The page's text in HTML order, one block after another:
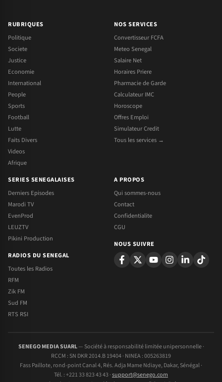
RUBRIQUES
Politique
Societe
Justice
Economie
International
People
Sports
Football
Lutte
Faits Divers
Videos
Afrique
NOS SERVICES
Convertisseur FCFA
Meteo Senegal
Salaire Net
Horaires Priere
Pharmacie de Garde
Calculateur IMC
Horoscope
Offres Emploi
Simulateur Credit
Tous les services →
SERIES SENEGALAISES
Derniers Episodes
Marodi TV
EvenProd
LEUZTV
Pikini Production
RADIOS DU SENEGAL
Toutes les Radios
RFM
Zik FM
Sud FM
RTS RSI
A PROPOS
Qui sommes-nous
Contact
Confidentialite
CGU
NOUS SUIVRE
SENEGO MEDIA SUARL— Société à responsabilité limitée unipersonnelle ·
RCCM : SN DKR 2014.B 19404 · NINEA : 005263819
Fass Paillote, rond-point Canal 4, Rés. Adja Mame Ndiaye, Dakar, Sénégal ·
Tél. : +221 33 823 43 43 ·support@senego.com